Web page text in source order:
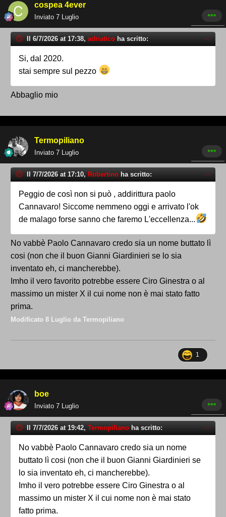
cospea 4ever
Inviato 7 Luglio
Il 6/7/2026 at 17:38, adriatico ha scritto:
Si, dal 2020.
stai sempre sul pezzo
Abbaglio mio
Termopiliano
Inviato 7 Luglio
Il 7/7/2026 at 17:10, Robertino ha scritto:
Peggio de così non si può , addirittura paolo
Cannavaro! Siccome nemmeno oggi e arrivato l'ok
de malago forse sanno che faremo L'eccellenza...
No vabbè Paolo Cannavaro credo sia un nome buttato lì
cosi (non che il buon Gianni Giardinieri se lo sia
inventato eh, ci mancherebbe).
Imho il vero favorito potrebbe essere Ciro Ginestra o al
massimo un mister X il cui nome non è mai stato fatto
prima.
Modificato 8 Luglio da Termopiliano
1
boe
Inviato 7 Luglio
Il 7/7/2026 at 19:42, Termopiliano ha scritto:
No vabbè Paolo Cannavaro credo sia un nome
buttato lì cosi (non che il buon Gianni Giardinieri se
lo sia inventato eh, ci mancherebbe).
Imho il vero potrebbe essere Ciro Ginestra o al
massimo un mister X il cui nome non è mai stato
fatto prima.